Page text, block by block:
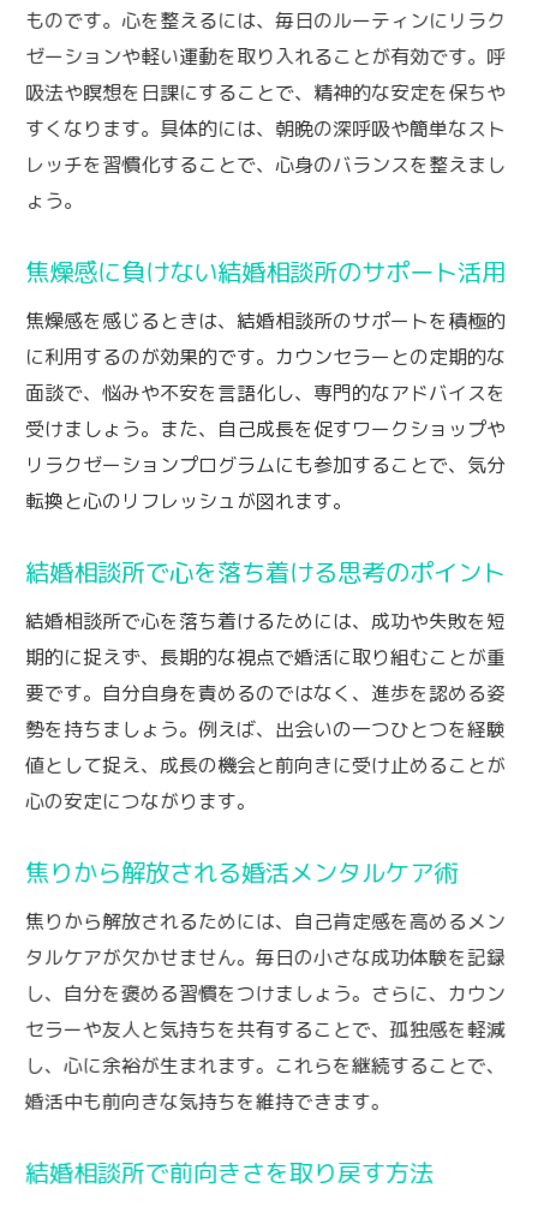
ものです。心を整えるには、毎日のルーティンにリラク
ゼーションや軽い運動を取り入れることが有効です。呼
吸法や瞑想を日課にすることで、精神的な安定を保ちや
すくなります。具体的には、朝晩の深呼吸や簡単なスト
レッチを習慣化することで、心身のバランスを整えまし
ょう。
焦燥感に負けない結婚相談所のサポート活用
焦燥感を感じるときは、結婚相談所のサポートを積極的
に利用するのが効果的です。カウンセラーとの定期的な
面談で、悩みや不安を言語化し、専門的なアドバイスを
受けましょう。また、自己成長を促すワークショップや
リラクゼーションプログラムにも参加することで、気分
転換と心のリフレッシュが図れます。
結婚相談所で心を落ち着ける思考のポイント
結婚相談所で心を落ち着けるためには、成功や失敗を短
期的に捉えず、長期的な視点で婚活に取り組むことが重
要です。自分自身を責めるのではなく、進歩を認める姿
勢を持ちましょう。例えば、出会いの一つひとつを経験
値として捉え、成長の機会と前向きに受け止めることが
心の安定につながります。
焦りから解放される婚活メンタルケア術
焦りから解放されるためには、自己肯定感を高めるメン
タルケアが欠かせません。毎日の小さな成功体験を記録
し、自分を褒める習慣をつけましょう。さらに、カウン
セラーや友人と気持ちを共有することで、孤独感を軽減
し、心に余裕が生まれます。これらを継続することで、
婚活中も前向きな気持ちを維持できます。
結婚相談所で前向きさを取り戻す方法